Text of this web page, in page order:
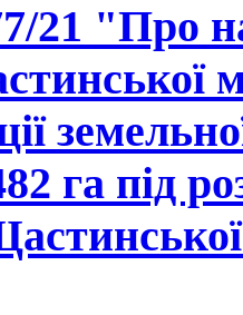
21 "Про
га під